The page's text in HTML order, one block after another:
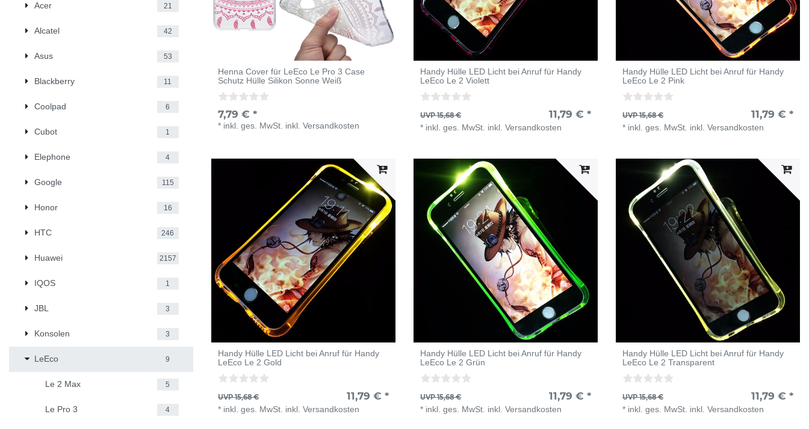
Acer 21
Alcatel 42
Asus 53
Blackberry 11
Coolpad 6
Cubot 1
Elephone 4
Google 115
Honor 16
HTC 246
Huawei 2157
IQOS 1
JBL 3
Konsolen 3
LeEco 9
Le 2 Max 5
Le Pro 3 4
Henna Cover für LeEco Le Pro 3 Case
Schutz Hülle Silikon Sonne Weiß
7,79 € *
* inkl. ges. MwSt. inkl.Versandkosten
Handy Hülle LED Licht bei Anruf für Handy
LeEco Le 2 Violett
UVP 15,68 € 11,79 € *
* inkl. ges. MwSt. inkl.Versandkosten
Handy Hülle LED Licht bei Anruf für Handy
LeEco Le 2 Pink
UVP 15,68 € 11,79 € *
* inkl. ges. MwSt. inkl.Versandkosten
Handy Hülle LED Licht bei Anruf für Handy
LeEco Le 2 Gold
UVP 15,68 € 11,79 € *
* inkl. ges. MwSt. inkl.Versandkosten
Handy Hülle LED Licht bei Anruf für Handy
LeEco Le 2 Grün
UVP 15,68 € 11,79 € *
* inkl. ges. MwSt. inkl.Versandkosten
Handy Hülle LED Licht bei Anruf für Handy
LeEco Le 2 Transparent
UVP 15,68 € 11,79 € *
* inkl. ges. MwSt. inkl.Versandkosten